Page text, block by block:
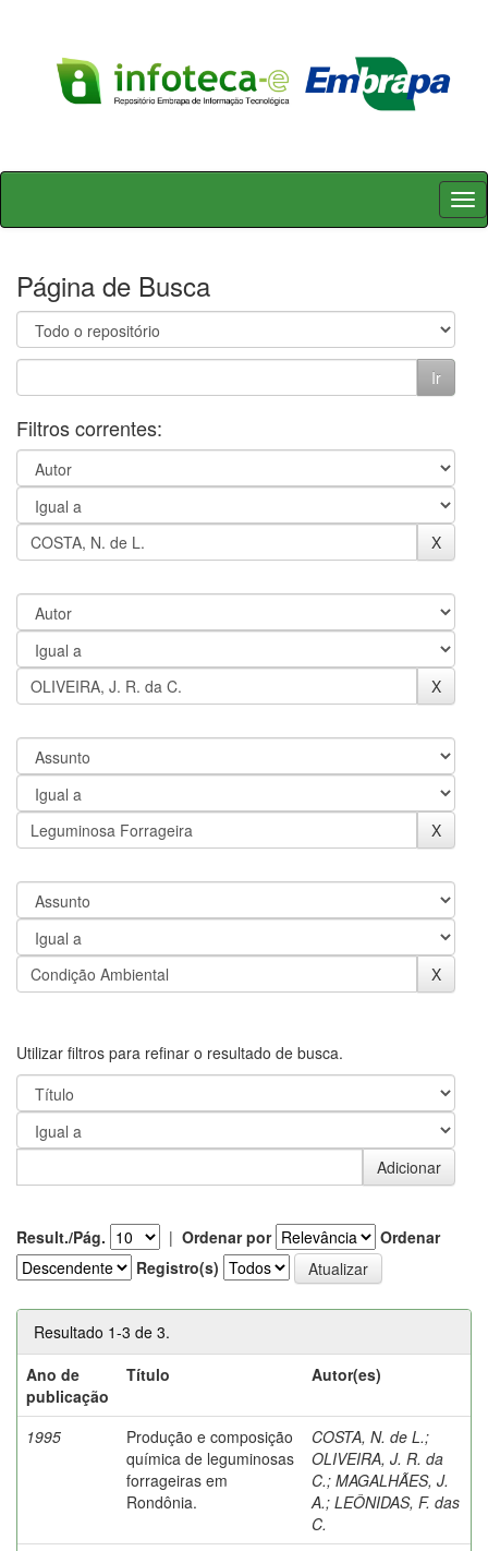
Skip
Página de Busca
Filtros correntes:
Utilizar filtros para refinar o resultado de busca.
Result./Pág. | Ordenar por
Ordenar
Registro(s)
Resultado 1-3 de 3.
Ano de
publicação
Título Autor(es)
1995
Produção e composição
química de leguminosas
forrageiras em
Rondônia.
COSTA, N. de L.;
OLIVEIRA, J. R. da
C.; MAGALHÃES, J.
A.; LEÔNIDAS, F. das
C.